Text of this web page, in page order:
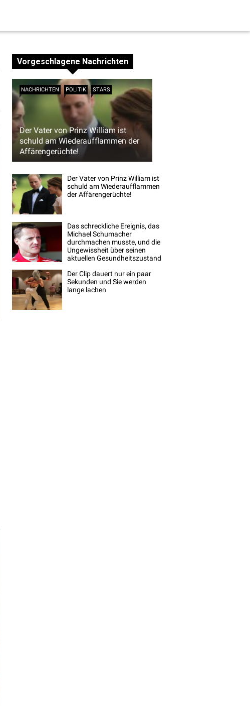
Vorgeschlagene Nachrichten
Der Vater von Prinz William ist
schuld am Wiederaufflammen der
Affärengerüchte!
NACHRICHTEN POLITIK STARS
Der Vater von Prinz William ist
schuld am Wiederaufflammen
der Affärengerüchte!
Das schreckliche Ereignis, das
Michael Schumacher
durchmachen musste, und die
Ungewissheit über seinen
aktuellen Gesundheitszustand
Der Clip dauert nur ein paar
Sekunden und Sie werden
lange lachen